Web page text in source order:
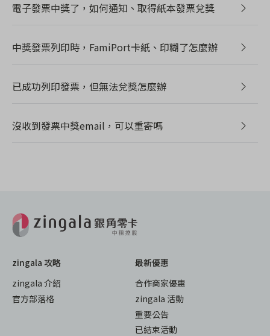
電子發票中獎了，如何通知、取得紙本發票兌獎
中獎發票列印時，FamiPort卡紙、印糊了怎麼辦
已成功列印發票，但無法兌獎怎麼辦
沒收到發票中獎email，可以重寄嗎
zingala 攻略
zingala 介紹
官方部落格
最新優惠
合作商家優惠
zingala 活動
重要公告
已結束活動